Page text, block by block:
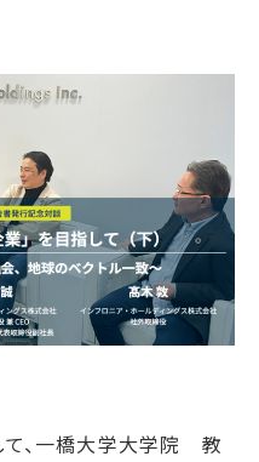
メント
、一橋大学大学院 教